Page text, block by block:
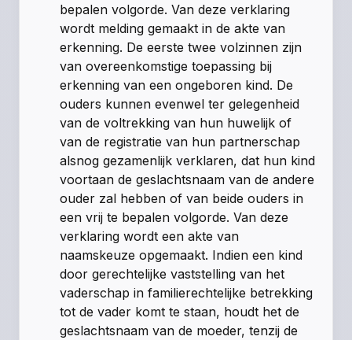
bepalen volgorde. Van deze verklaring
wordt melding gemaakt in de akte van
erkenning. De eerste twee volzinnen zijn
van overeenkomstige toepassing bij
erkenning van een ongeboren kind. De
ouders kunnen evenwel ter gelegenheid
van de voltrekking van hun huwelijk of
van de registratie van hun partnerschap
alsnog gezamenlijk verklaren, dat hun kind
voortaan de geslachtsnaam van de andere
ouder zal hebben of van beide ouders in
een vrij te bepalen volgorde. Van deze
verklaring wordt een akte van
naamskeuze opgemaakt. Indien een kind
door gerechtelijke vaststelling van het
vaderschap in familierechtelijke betrekking
tot de vader komt te staan, houdt het de
geslachtsnaam van de moeder, tenzij de